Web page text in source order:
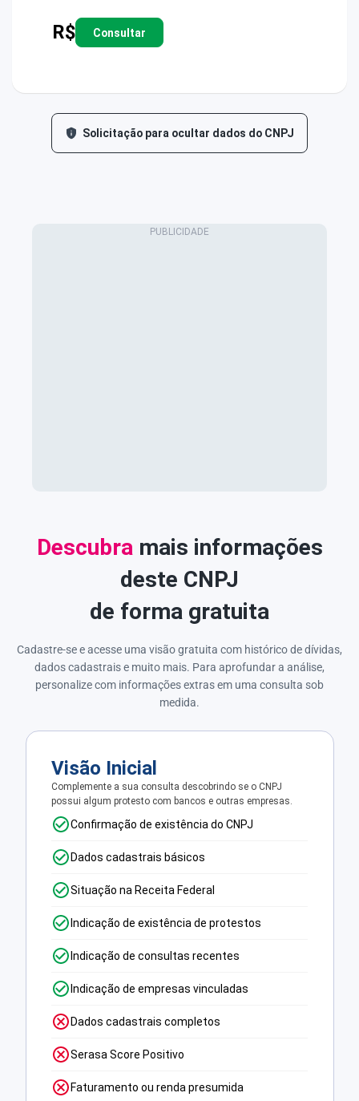
R$ Consultar
Solicitação para ocultar dados do CNPJ
Descubramais informações
deste CNPJ
de forma gratuita
Cadastre-se e acesse uma visão gratuita com histórico de dívidas,
dados cadastrais e muito mais. Para aprofundar a análise,
personalize com informações extras em uma consulta sob
medida.
Visão Inicial
Complemente a sua consulta descobrindo se o CNPJ
possui algum protesto com bancos e outras empresas.
Confirmação de existência do CNPJ
Dados cadastrais básicos
Situação na Receita Federal
Indicação de existência de protestos
Indicação de consultas recentes
Indicação de empresas vinculadas
Dados cadastrais completos
Serasa Score Positivo
Faturamento ou renda presumida